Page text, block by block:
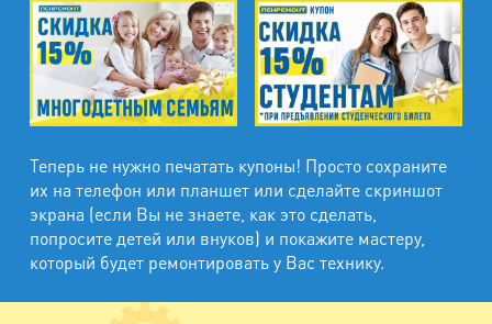
Теперь не нужно печатать купоны! Просто сохраните
их на телефон или планшет или сделайте скриншот
экрана (если Вы не знаете, как это сделать,
попросите детей или внуков) и покажите мастеру,
который будет ремонтировать у Вас технику.